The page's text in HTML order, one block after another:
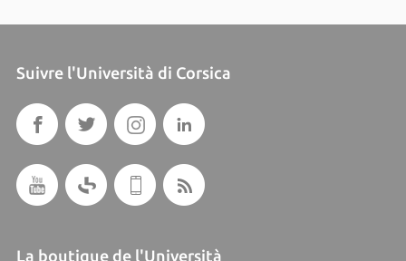
Suivre l'Università di Corsica
La boutique de l'Università